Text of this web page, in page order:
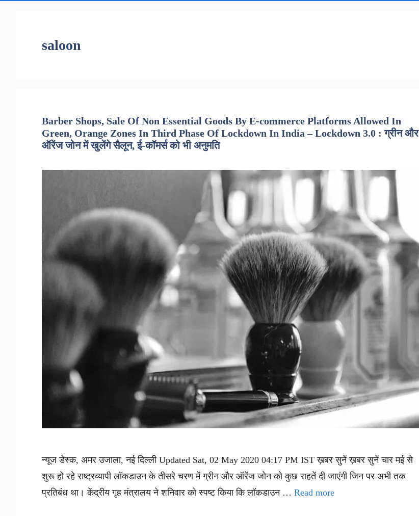
saloon
Barber Shops, Sale Of Non Essential Goods By E-commerce Platforms Allowed In
Green, Orange Zones In Third Phase Of Lockdown In India – Lockdown 3.0 : ग्रीन और
ऑरेंज जोन में खुलेंगे सैलून, ई-कॉमर्स को भी अनुमति
न्यूज डेस्क, अमर उजाला, नई दिल्ली Updated Sat, 02 May 2020 04:17 PM IST ख़बर सुनें ख़बर सुनें चार मई से
शुरू हो रहे राष्ट्रव्यापी लॉकडाउन के तीसरे चरण में ग्रीन और ऑरेंज जोन को कुछ राहतें दी जाएंगी जिन पर अभी तक
प्रतिबंध था। केंद्रीय गृह मंत्रालय ने शनिवार को स्पष्ट किया कि लॉकडाउन … Read more